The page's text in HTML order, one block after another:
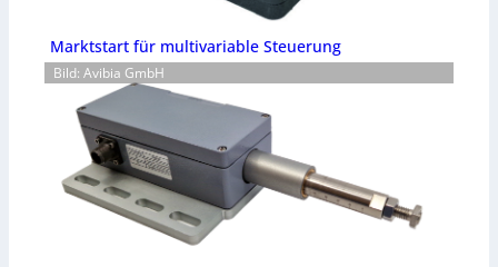
Marktstart für multivariable Steuerung
Bild: Avibia GmbH